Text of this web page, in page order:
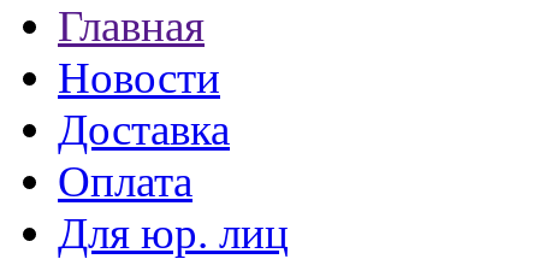
Главная
Новости
Доставка
Оплата
Для юр. лиц